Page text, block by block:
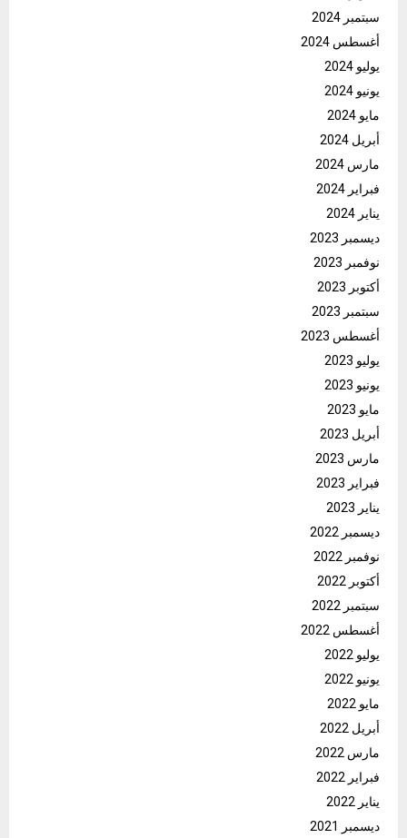
سبتمبر 2024
أغسطس 2024
يوليو 2024
يونيو 2024
مايو 2024
أبريل 2024
مارس 2024
فبراير 2024
يناير 2024
ديسمبر 2023
نوفمبر 2023
أكتوبر 2023
سبتمبر 2023
أغسطس 2023
يوليو 2023
يونيو 2023
مايو 2023
أبريل 2023
مارس 2023
فبراير 2023
يناير 2023
ديسمبر 2022
نوفمبر 2022
أكتوبر 2022
سبتمبر 2022
أغسطس 2022
يوليو 2022
يونيو 2022
مايو 2022
أبريل 2022
مارس 2022
فبراير 2022
يناير 2022
ديسمبر 2021